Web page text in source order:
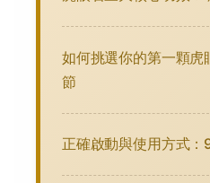
如何挑選你的第一顆虎
節
正確啟動與使用方式：